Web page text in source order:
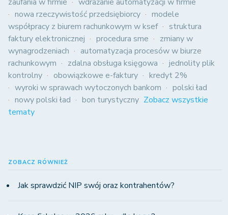
nowa rzeczywistość przedsiębiorcy
modele
współpracy z biurem rachunkowym w ksef
struktura
faktury elektronicznej
procedura sme
zmiany w
wynagrodzeniach
automatyzacja procesów w biurze
rachunkowym
zdalna obsługa księgowa
jednolity plik
kontrolny
obowiązkowe e-faktury
kredyt 2%
wyroki w sprawach wytoczonych bankom
polski ład
nowy polski ład
bon turystyczny Zobacz wszystkie
tematy
ZOBACZ RÓWNIEŻ
Jak sprawdzić NIP swój oraz kontrahentów?